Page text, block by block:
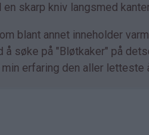
skarp kniv langsmed
blant annet inneholder
søke på "Bløtkaker" på
erfaring den aller letteste